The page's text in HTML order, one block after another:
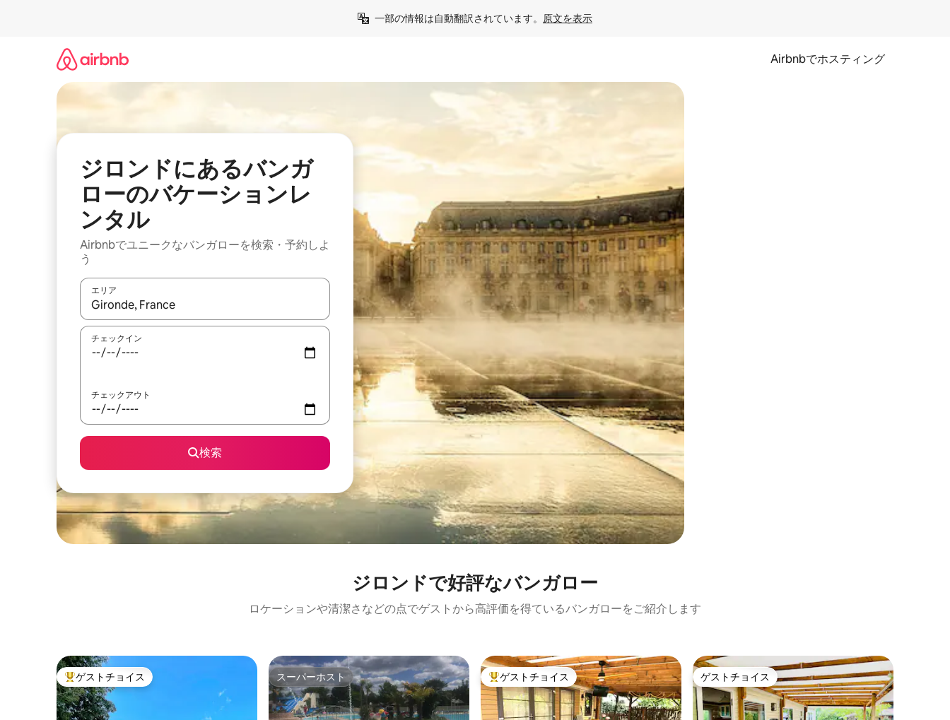
一部の情報は自動翻訳されています。 原文を表示
Airbnbでホスティング
ジロンドにあるバンガ
ローのバケーションレ
ンタル
Airbnbでユニークなバンガローを検索・予約しよ
う
エリア
検索結果が表示されたら、上下の矢印キーを使って移動するか、画面をタッチまたはスワイプして検索結果を確認することができます。
チェックイン
チェックアウト
検索
ジロンドで好評なバンガロー
ロケーションや清潔さなどの点でゲストから高評価を得ているバンガローをご紹介します
大好評のゲストチョイスです。
ゲストチョイス スーパーホスト
スーパーホスト 大好評のゲストチョイスです。
ゲストチョイス ゲストチョイス
ゲストチョイス